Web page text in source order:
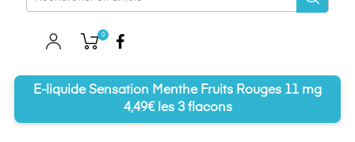
0
E-liquide Sensation Menthe Fruits Rouges 11 mg
4,49€ les 3 flacons